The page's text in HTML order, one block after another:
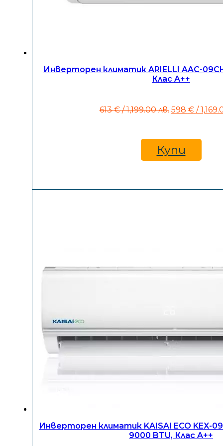
Инверторен климатик ARIELLI AAC-
Клас A++
613€ / 1,199.00 лв. Original
613 €
/
1,199.00
598 € /
Купи
Инверторен климатик KAISAI ECO KEX-
9000 BTU, Клас A++